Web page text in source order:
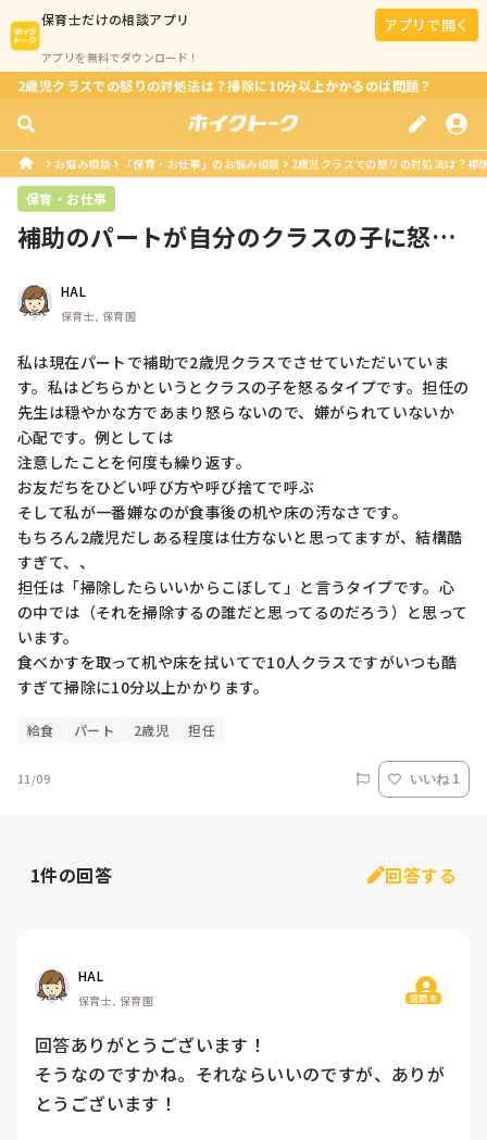
保育士だけの相談アプリ
アプリを無料でダウンロード！
アプリで開く
2歳児クラスでの怒りの対処法は？掃除に10分以上かかるのは問題？
お悩み相談 「保育・お仕事」のお悩み相談 2歳児クラスでの怒りの対処法は？掃
保育・お仕事
補助のパートが自分のクラスの子に怒る
HAL
保育士, 保育園
私は現在パートで補助で2歳児クラスでさせていただいていま
す。私はどちらかというとクラスの子を怒るタイプです。担任の
先生は穏やかな方であまり怒らないので、嫌がられていないか
心配です。例としては
注意したことを何度も繰り返す。
お友だちをひどい呼び方や呼び捨てで呼ぶ
そして私が一番嫌なのが食事後の机や床の汚なさです。
もちろん2歳児だしある程度は仕方ないと思ってますが、結構酷
すぎて、、
担任は「掃除したらいいからこぼして」と言うタイプです。心
の中では（それを掃除するの誰だと思ってるのだろう）と思って
います。
食べかすを取って机や床を拭いてで10人クラスですがいつも酷
給食 パート 2歳児 担任
11/09 いいね 1
1件の回答 回答する
HAL
保育士, 保育園 質問主
回答ありがとうございます！
そうなのですかね。それならいいのですが、ありが
とうございます！